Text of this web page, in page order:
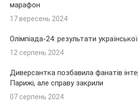
марафон
17 вересень 2024
Олімпіада-24: результати української
12 серпень 2024
Диверсантка позбавила фанатів
Парижі, але справу закрили
07 серпень 2024